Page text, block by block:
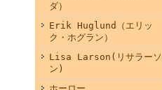
ダ）
Erik Huglund（エリッ
ク・ホグラン）
Lisa Larson(リサラーソ
ン)